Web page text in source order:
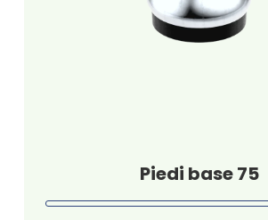
Piedi base 75